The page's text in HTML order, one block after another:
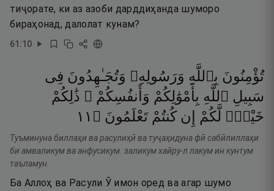
тиҷорате, ки аз азоби дарддиҳанда шуморо
бираҳонад, далолат кунам?
61:10
تُؤْمِنُونَ بِٱللَّهِ وَرَسُولِهِۦ وَتُجَـٰهِدُونَ فِى
سَبِيلِ ٱللَّهِ بِأَمْوَٰلِكُمْ وَأَنفُسِكُمْ ۚ ذَٰلِكُمْ
خَيْرٌۭ لَّكُمْ إِن كُنتُمْ تَعْلَمُونَ ۝ ١١
Туъминуна биллаҳи ва расулиҳӣ ва туҷаҳидуна фӣ сабӣлиллаҳи
би амваликум ва анфусикум. заликум хайру-л лакум ин кунтум
таъламун.
Ба Аллоҳ ва Расули Ӯ имон оред ва агар шумо